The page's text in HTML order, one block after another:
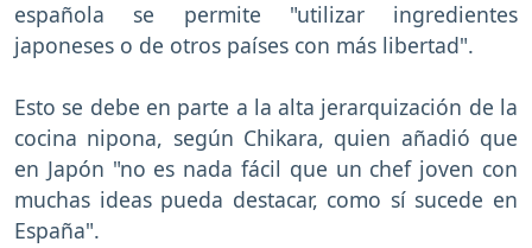
española se permite "utilizar ingredientes
japoneses o de otros países con más libertad".
Esto se debe en parte a la alta jerarquización de la
cocina nipona, según Chikara, quien añadió que
en Japón "no es nada fácil que un chef joven con
muchas ideas pueda destacar, como sí sucede en
España".